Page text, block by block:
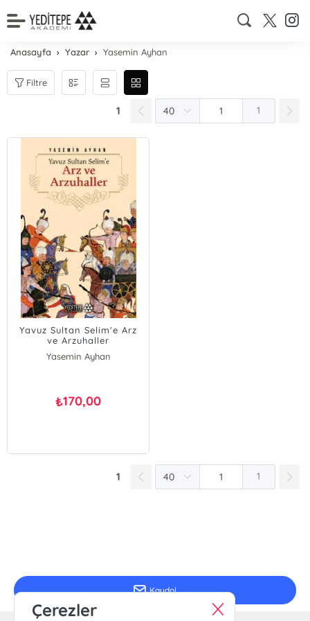
Anasayfa Yazar Yasemin Ayhan
Filtre
1 1
Yavuz Sultan Selim'e Arz
ve Arzuhaller
Yasemin Ayhan
₺170,00
1 1
Kaydol
Çerezler